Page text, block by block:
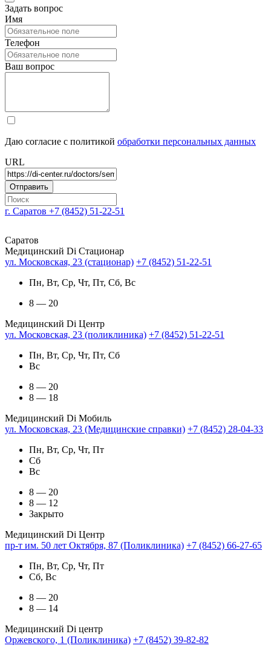
Задать вопрос
Имя
Телефон
Ваш вопрос
Даю согласие с политикой обработки персональных данных
URL
г. Саратов +7 (8452) 51-22-51
Саратов
Медицинский Di Стационар
ул. Московская, 23 (стационар) +7 (8452) 51-22-51
Пн, Вт, Ср, Чт, Пт, Сб, Вс
8 — 20
Медицинский Di Центр
ул. Московская, 23 (поликлиника) +7 (8452) 51-22-51
Пн, Вт, Ср, Чт, Пт, Сб
Вс
8 — 20
8 — 18
Медицинский Di Мобиль
ул. Московская, 23 (Медицинские справки) +7 (8452) 28-04-33
Пн, Вт, Ср, Чт, Пт
Сб
Вс
8 — 20
8 — 12
Закрыто
Медицинский Di Центр
пр-т им. 50 лет Октября, 87 (Поликлиника) +7 (8452) 66-27-65
Пн, Вт, Ср, Чт, Пт
Сб, Вс
8 — 20
8 — 14
Медицинский Di центр
Оржевского, 1 (Поликлиника) +7 (8452) 39-82-82